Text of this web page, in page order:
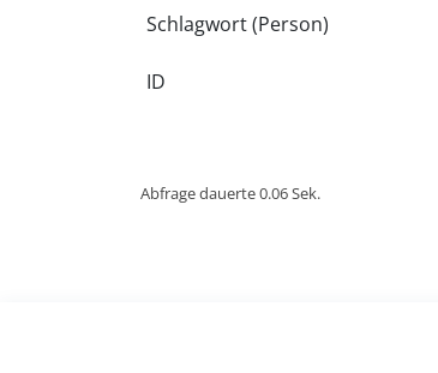
Schlagwort (Person)
ID
Abfrage dauerte 0.06 Sek.